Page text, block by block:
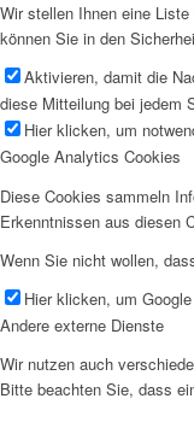
Wir stellen Ihnen eine
können Sie in den
Aktivieren, damit die
diese Mitteilung bei jedem
Hier klicken, um
Google Analytics Cookies
Diese Cookies sammeln
Erkenntnissen aus diesen
Wenn Sie nicht wollen,
Hier klicken, um
Andere externe Dienste
Wir nutzen auch
Bitte beachten Sie, dass